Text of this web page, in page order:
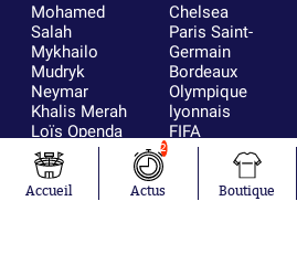
Mohamed
Salah
Mykhailo
Mudryk
Neymar
Khalis Merah
Loïs Openda
Moussa
Niakhaté
Nicolás
Chelsea
Paris Saint-
Germain
Bordeaux
Olympique
lyonnais
FIFA
Real Madrid
RC Strasbourg
AC Milan
Accueil
2
Actus Boutique